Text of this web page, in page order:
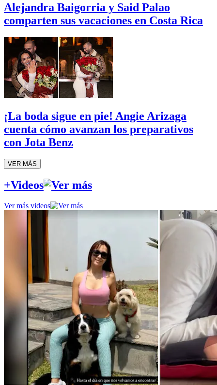
Alejandra Baigorria y Said Palao
comparten sus vacaciones en Costa Rica
¡La boda sigue en pie! Angie Arizaga
cuenta cómo avanzan los preparativos
con Jota Benz
VER MÁS
+Videos
Ver más videos